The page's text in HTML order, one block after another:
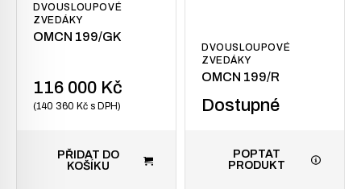
DVOUSLOUPOVÉ
ZVEDÁKY
OMCN 199/GK
116 000 Kč
140 360 Kč s DPH
PŘIDAT DO
KOŠÍKU
DVOUSLOUPOVÉ
ZVEDÁKY
OMCN 199/R
Dostupné
POPTAT
PRODUKT